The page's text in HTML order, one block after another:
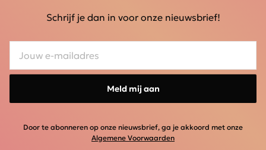
Schrijf je dan in voor onze nieuwsbrief!
Meld mij aan
Door te abonneren op onze nieuwsbrief, ga je akkoord met onze
Algemene Voorwaarden